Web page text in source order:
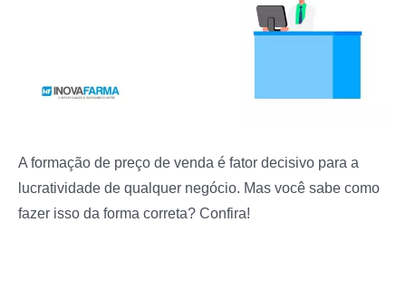
A formação de preço de venda é fator decisivo para a
lucratividade de qualquer negócio. Mas você sabe como
fazer isso da forma correta? Confira!